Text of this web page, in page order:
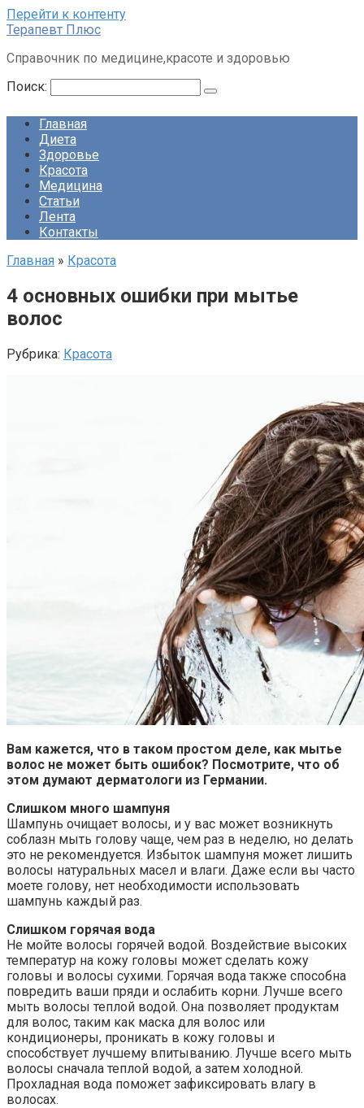
Перейти к контенту
Терапевт Плюс
Справочник по медицине,красоте и здоровью
Поиск:
Главная
Диета
Здоровье
Красота
Медицина
Статьи
Лента
Контакты
Главная » Красота
4 основных ошибки при мытье
волос
Рубрика: Красота
Вам кажется, что в таком простом деле, как мытье
волос не может быть ошибок? Посмотрите, что об
этом думают дерматологи из Германии.
Слишком много шампуня
Шампунь очищает волосы, и у вас может возникнуть
соблазн мыть голову чаще, чем раз в неделю, но делать
это не рекомендуется. Избыток шампуня может лишить
волосы натуральных масел и влаги. Даже если вы часто
моете голову, нет необходимости использовать
шампунь каждый раз.
Слишком горячая вода
Не мойте волосы горячей водой. Воздействие высоких
температур на кожу головы может сделать кожу
головы и волосы сухими. Горячая вода также способна
повредить ваши пряди и ослабить корни. Лучше всего
мыть волосы теплой водой. Она позволяет продуктам
для волос, таким как маска для волос или
кондиционеры, проникать в кожу головы и
способствует лучшему впитыванию. Лучше всего мыть
волосы сначала теплой водой, а затем холодной.
Прохладная вода поможет зафиксировать влагу в
волосах.